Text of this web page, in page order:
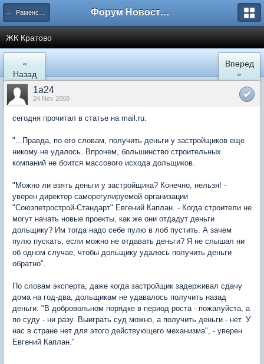
← Раменское Форум Новостройки
ЖК Кратово
«
Назад
Вперед
»
1a24
24 Nov 2008
сегодня прочитал в статье на mail.ru:
"...Правда, по его словам, получить деньги у застройщиков еще
никому не удалось. Впрочем, большинство строительных
компаний не боится массового исхода дольщиков.
"Можно ли взять деньги у застройщика? Конечно, нельзя! -
уверен директор саморегулируемой организации
"Союзпетрострой-Стандарт" Евгений Каплан. - Когда строители не
могут начать новые проекты, как же они отдадут деньги
дольщику? Им тогда надо себе пулю в лоб пустить. А зачем
пулю пускать, если можно не отдавать деньги? Я не слышал ни
об одном случае, чтобы дольщику удалось получить деньги
обратно".
По словам эксперта, даже когда застройщик задерживал сдачу
дома на год-два, дольщикам не удавалось получить назад
деньги. "В добровольном порядке в период роста - пожалуйста, а
по суду - ни разу. Выиграть суд можно, а получить деньги - нет. У
нас в стране нет для этого действующего механизма", - уверен
Евгений Каплан."